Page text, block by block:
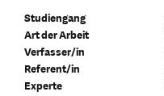
Studiengang
Art der Arbeit
Verfasser/in
Referent/in
Experte